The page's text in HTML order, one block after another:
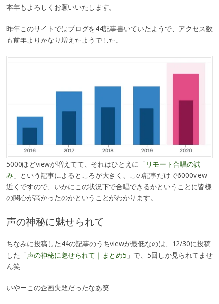
本年もよろしくお願いいたします。
昨年このサイトではブログを44記事書いていたようで、アクセス数
も前年よりかなり増えたようでした。
5000ほどviewが増えてて、それはひとえに「 リモート合唱の試
み 」という記事によるところが大きく、この記事だけで6000view
近くですので、いかにこの状況下で合唱できるかということに皆様
の関心が高かったのかということがわかります。
声の神秘に魅せられて
ちなみに投稿した44の記事のうちviewが最低なのは、12/30に投稿
した「声の神秘に魅せられて｜まとめ5 」で、5回しか見られてませ
ん笑
いやーこの企画失敗だったなあ笑